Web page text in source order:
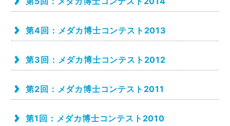
第4回：メダカ博士コンテスト2013
第3回：メダカ博士コンテスト2012
第2回：メダカ博士コンテスト2011
第1回：メダカ博士コンテスト2010